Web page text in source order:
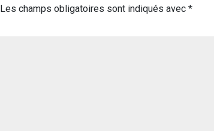
Les champs obligatoires sont indiqués avec *